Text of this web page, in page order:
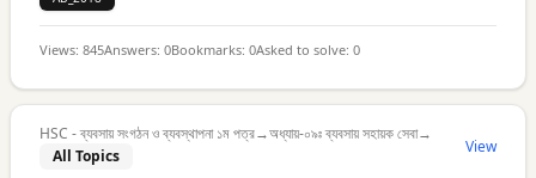
Views: 845Answers: 0Bookmarks: 0Asked to solve: 0
HSC - ব্যবসায় সংগঠন ও ব্যবস্থাপনা ১ম পত্র→অধ্যায়-০৯ঃ ব্যবসায় সহায়ক সেবা→
All Topics
View